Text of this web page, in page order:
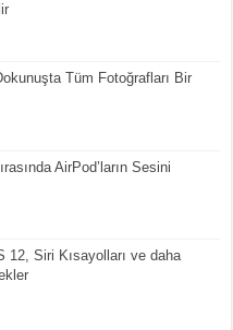
Tüm Fotoğrafları Bir
AirPod’ların Sesini
12, Siri Kısayolları ve daha